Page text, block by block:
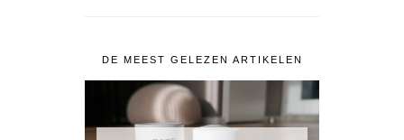
DE MEEST GELEZEN ARTIKELEN